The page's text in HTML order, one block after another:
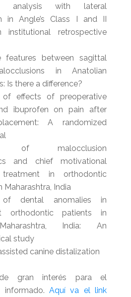
analysis with lateral
in Angle’s Class I and II
institutional retrospective
features between sagittal
in Anatolian
Is there a difference?
of effects of preoperative
ibuprofen on pain after
A randomized
of malocclusion
and chief motivational
in orthodontic
Maharashtra, India
of dental anomalies in
orthodontic patients in
India: An
study
canine distalization
gran interés para el
informado. Aquí va el link